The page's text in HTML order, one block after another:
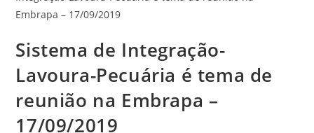
Sistema de Integração-
Lavoura-Pecuária é tema de
reunião na Embrapa –
17/09/2019